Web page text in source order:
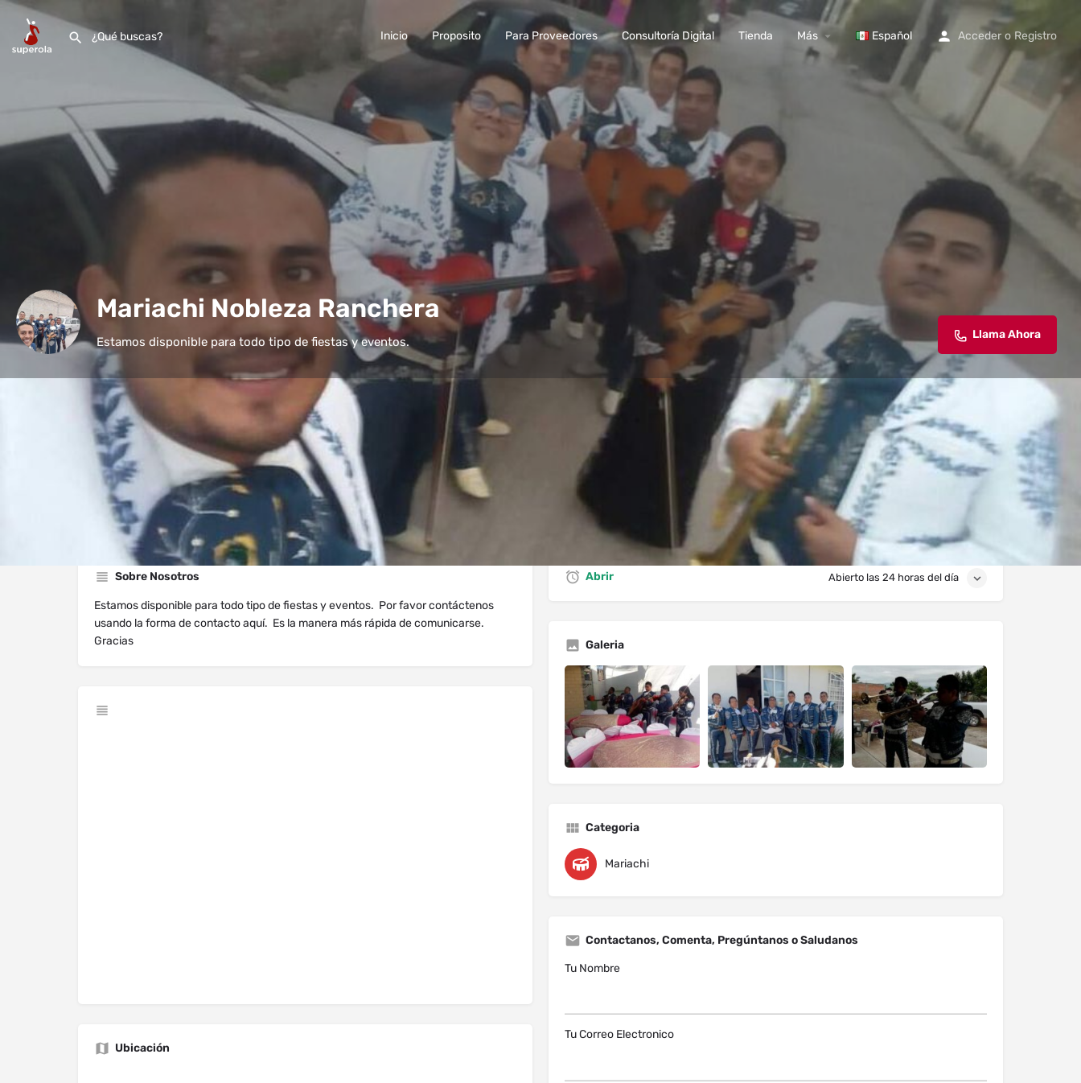
Inicio Proposito Para Proveedores Consultoría Digital Tienda Más Español Acceder o Registro
Mariachi Nobleza Ranchera
Estamos disponible para todo tipo de fiestas y eventos. Llama Ahora
Explorar los Videos Audios Comentarios 0 Eventos
Llama Ahora Webiste Mensaje directo Lista de reclamaciones Reportar
Sobre Nosotros
Estamos disponible para todo tipo de fiestas y eventos. Por favor contáctenos
usando la forma de contacto aquí. Es la manera más rápida de comunicarse.
Gracias
Ubicación
Abrir Abierto las 24 horas del día
Galeria
Categoria
Mariachi
Contactanos, Comenta, Pregúntanos o Saludanos
Tu Nombre
Tu Correo Electronico